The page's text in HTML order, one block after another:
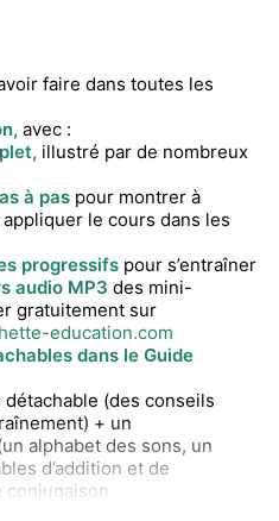
faire dans toutes les
avec :
illustré par de nombreux
à pas pour montrer à
le cours dans les
progressifs pour s’entraîner
audio MP3 des mini-
gratuitement sur
education.com
dans le Guide
détachable (des conseils
+ un
alphabet des sons, un
d’addition et de